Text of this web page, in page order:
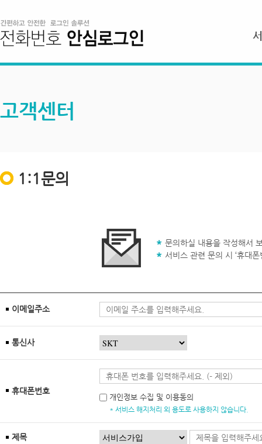
고객센터
1:1문의
문의하실 내용을 작성해서
서비스 관련 문의 시 ‘휴대
이메일주소
통신사
휴대폰번호
개인정보 수집 및 이용동의
* 서비스 해지처리 외 용도로 사용하지 않습니다.
제목